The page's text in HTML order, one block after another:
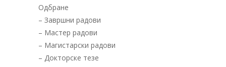
Одбране
– Завршни радови
– Мастер радови
– Магистарски радови
– Докторске тезе